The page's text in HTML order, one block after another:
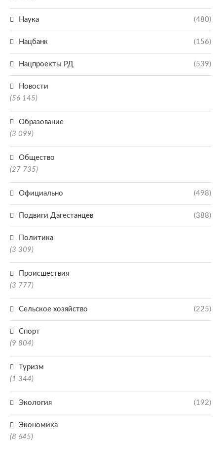
Наука (480)
Нацбанк (156)
Нацпроекты РД (539)
Новости
(56 145)
Образование
(3 099)
Общество
(27 735)
Официально (498)
Подвиги Дагестанцев (388)
Политика
(3 309)
Происшествия
(3 777)
Сельское хозяйство (225)
Спорт
(9 804)
Туризм
(1 344)
Экология (192)
Экономика
(8 645)